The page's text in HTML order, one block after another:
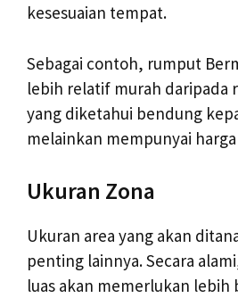
kesesuaian tempat.
Sebagai contoh, rumput
lebih relatif murah daripada
yang diketahui bendung
melainkan mempunyai
Ukuran Zona
Ukuran area yang akan
penting lainnya. Secara
luas akan memerlukan lebih